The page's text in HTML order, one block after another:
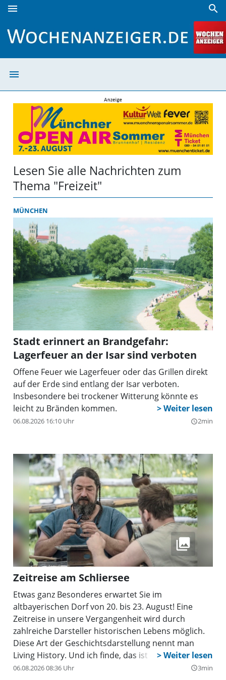
menu search
menu
Lesen Sie alle Nachrichten zum
Thema "Freizeit"
MÜNCHEN
Stadt erinnert an Brandgefahr:
Lagerfeuer an der Isar sind verboten
Offene Feuer wie Lagerfeuer oder das Grillen direkt
auf der Erde sind entlang der Isar verboten.
Insbesondere bei trockener Witterung könnte es
leicht zu Bränden kommen.
06.08.2026 16:10 Uhr query_builder2min
Zeitreise am Schliersee
Etwas ganz Besonderes erwartet Sie im
altbayerischen Dorf von 20. bis 23. August! Eine
Zeitreise in unsere Vergangenheit wird durch
zahlreiche Darsteller historischen Lebens möglich.
Diese Art der Geschichtsdarstellung nennt man
Living History. Und ich finde, das ist eben mehr als
reine Wissensvermittlung über vergangene Zeiten.
06.08.2026 08:36 Uhr query_builder3min